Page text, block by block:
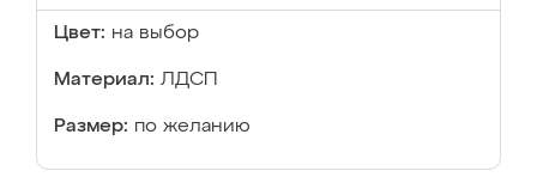
Цвет: на выбор
Материал: ЛДСП
Размер: по желанию